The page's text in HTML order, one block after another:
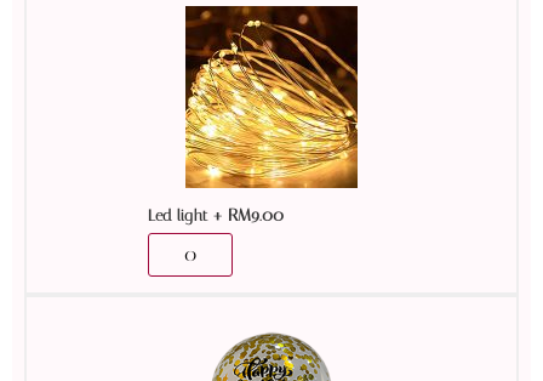
Led light+ RM9.00